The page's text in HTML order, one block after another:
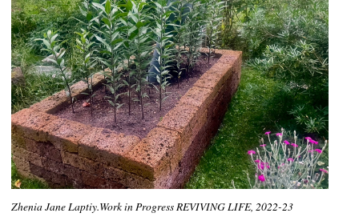
Zhenia Jane Laptiy.Work in Progress REVIVING LIFE, 2022-23